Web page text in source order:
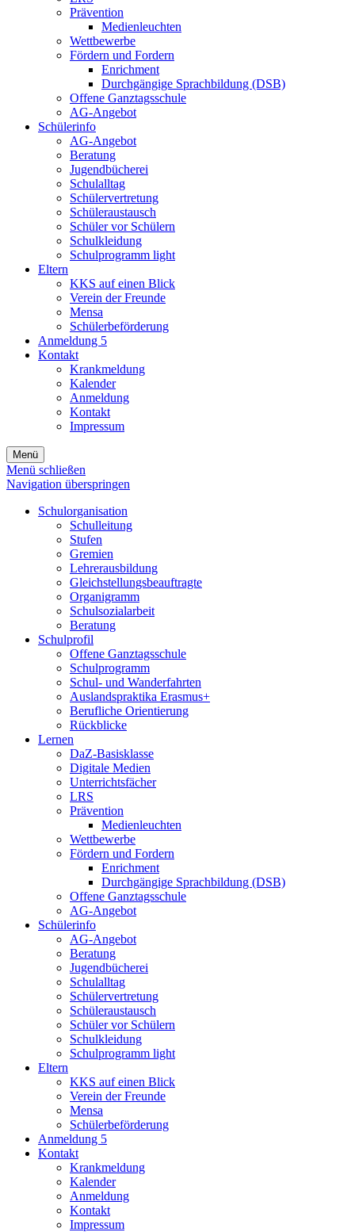
Prävention
Medienleuchten
Wettbewerbe
Fördern und Fordern
Enrichment
Durchgängige Sprachbildung (DSB)
Offene Ganztagsschule
AG-Angebot
Schülerinfo
AG-Angebot
Beratung
Jugendbücherei
Schulalltag
Schülervertretung
Schüleraustausch
Schüler vor Schülern
Schulkleidung
Schulprogramm light
Eltern
KKS auf einen Blick
Verein der Freunde
Mensa
Schülerbeförderung
Anmeldung 5
Kontakt
Krankmeldung
Kalender
Anmeldung
Kontakt
Impressum
Menü
Menü schließen
Navigation überspringen
Schulorganisation
Schulleitung
Stufen
Gremien
Lehrerausbildung
Gleichstellungsbeauftragte
Organigramm
Schulsozialarbeit
Beratung
Schulprofil
Offene Ganztagsschule
Schulprogramm
Schul- und Wanderfahrten
Auslandspraktika Erasmus+
Berufliche Orientierung
Rückblicke
Lernen
DaZ-Basisklasse
Digitale Medien
Unterrichtsfächer
LRS
Prävention
Medienleuchten
Wettbewerbe
Fördern und Fordern
Enrichment
Durchgängige Sprachbildung (DSB)
Offene Ganztagsschule
AG-Angebot
Schülerinfo
AG-Angebot
Beratung
Jugendbücherei
Schulalltag
Schülervertretung
Schüleraustausch
Schüler vor Schülern
Schulkleidung
Schulprogramm light
Eltern
KKS auf einen Blick
Verein der Freunde
Mensa
Schülerbeförderung
Anmeldung 5
Kontakt
Krankmeldung
Kalender
Anmeldung
Kontakt
Impressum